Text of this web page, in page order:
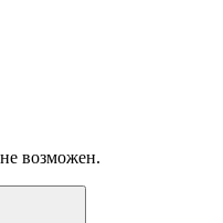
возможен.